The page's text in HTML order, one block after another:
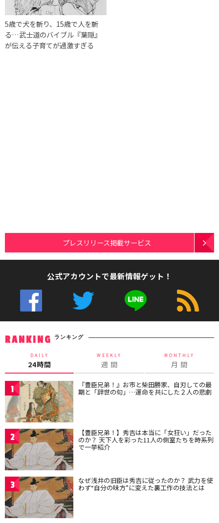
5歳で犬を斬り、15歳で人を斬
る…武士道のバイブル『葉隠』
が伝える子育てが過激すぎる
プレスリリース掲載サービス
公式アカウントで最新情報ゲット！
RANKING ランキング
DAILY
24時間
WEEKLY
週 間
MONTHLY
月 間
1 『豊臣兄弟！』お市と柴田勝家、自刃しての最
期と「辞世の句」…運命を共にした２人の悲劇
2 【豊臣兄弟！】秀吉は本当に「女狂い」だった
のか？ 天下人を彩った11人の側室たちを時系列
で一挙紹介
3 なぜ浅井の旧臣は秀吉に従ったのか？ 武力を使
わず“自分の味方”に変えた裏工作の技法とは